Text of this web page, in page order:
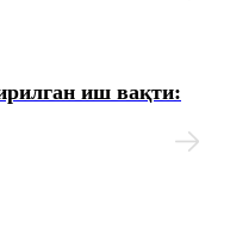
иш вақти: